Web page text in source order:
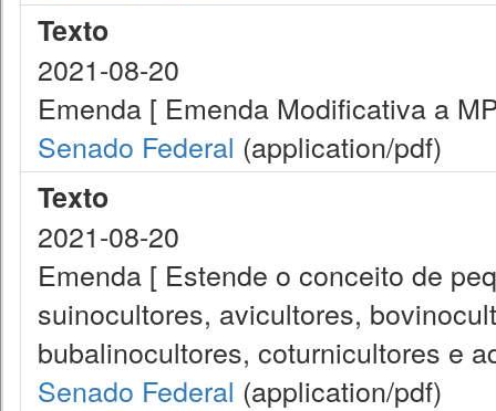
Texto
2021-08-20
Emenda [ Emenda Modificativa a
Senado Federal (application/pdf)
Texto
2021-08-20
Emenda [ Estende o conceito de
suinocultores, avicultores,
bubalinocultores, coturnicultores e
Senado Federal (application/pdf)